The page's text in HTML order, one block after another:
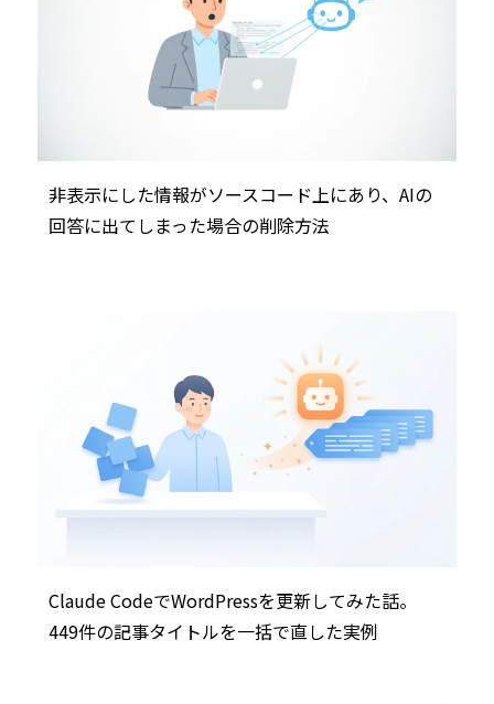
非表示にした情報がソースコード上にあり、AIの
回答に出てしまった場合の削除方法
Claude CodeでWordPressを更新してみた話。
449件の記事タイトルを一括で直した実例